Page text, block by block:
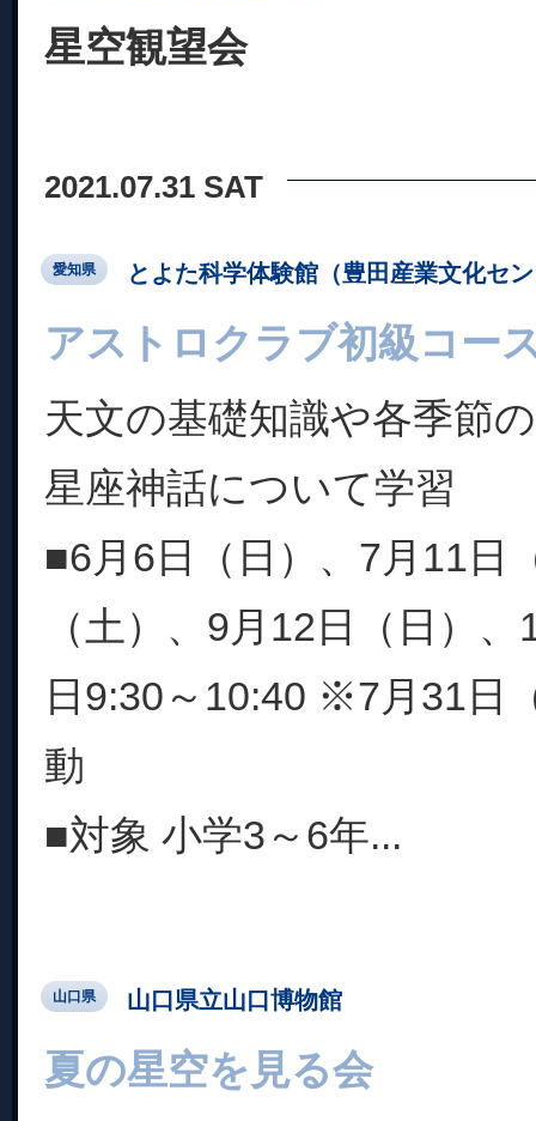
星空観望会
2021.07.31 SAT
愛知県 とよた科学体験館（豊田産業文化セ
アストロクラブ初級コー
天文の基礎知識や各季節
星座神話について学習
■6月6日（日）、7月11日
（土）、9月12日（日）
日9:30～10:40 ※7月31日
動
■対象 小学3～6年...
山口県 山口県立山口博物館
夏の星空を見る会